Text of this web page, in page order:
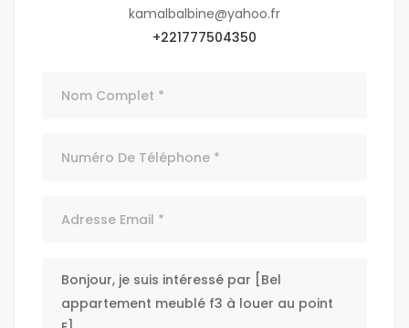
kamalbalbine@yahoo.fr
+221777504350